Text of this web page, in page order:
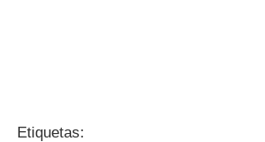
Etiquetas: